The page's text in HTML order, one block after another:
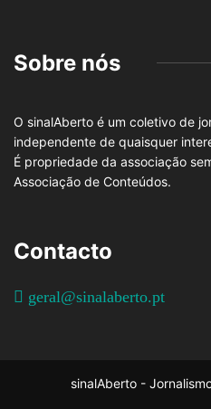
Sobre nós
O sinalAberto é um coletivo de
independente de quaisquer
É propriedade da associação
Associação de Conteúdos.
Contacto
geral@sinalaberto.pt
sinalAberto -